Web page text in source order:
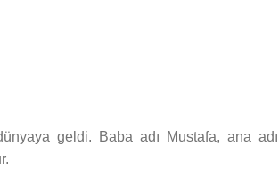
geldi. Baba adı Mustafa, ana adı